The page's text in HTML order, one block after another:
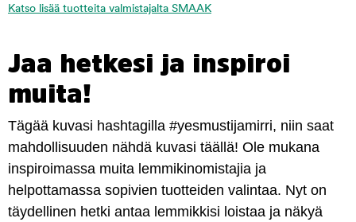
Katso lisää tuotteita valmistajalta SMAAK
Jaa hetkesi ja inspiroi
muita!
Tägää kuvasi hashtagilla #yesmustijamirri, niin saat
mahdollisuuden nähdä kuvasi täällä! Ole mukana
inspiroimassa muita lemmikinomistajia ja
helpottamassa sopivien tuotteiden valintaa. Nyt on
täydellinen hetki antaa lemmikkisi loistaa ja näkyä